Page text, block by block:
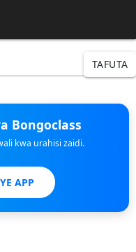
TAFUTA
Bongoclass
kwa urahisi zaidi.
APP